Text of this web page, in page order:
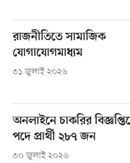
রাজনীতিতে সামাজিক
যোগাযোগমাধ্যম
৩১ জুলাই ২০২৬
অনলাইনে চাকরির
পদে প্রার্থী ২৮৭ জন
৩০ জুলাই ২০২৬